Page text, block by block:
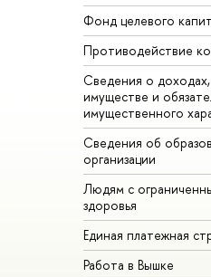
Фонд целевого
Противодействие
Сведения о
имуществе и
имущественного
Сведения об
организации
Людям с
здоровья
Единая платежная
Работа в Вышке